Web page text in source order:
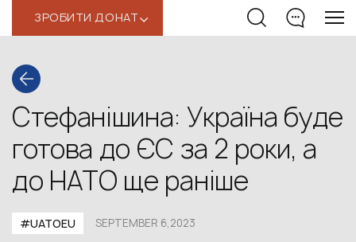
ЗРОБИТИ ДОНАТ‹
Стефанішина: Україна буде
готова до ЄС за 2 роки, а
до НАТО ще раніше
#UATOEU SEPTEMBER 6,2023